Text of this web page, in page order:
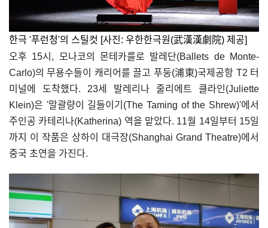
한극 '푸런청'의 스틸컷 [사진: 우한한극원(武漢漢劇院) 제공]
오후 15시, 모나코의 몬테카를로 발레단(Ballets de Monte-
Carlo)의 무용수들이 캐리어를 끌고 푸둥(浦東)국제공항 T2 터
미널에 도착했다. 23세 발레리나 줄리에트 클라인(Juliette
Klein)은 '말괄량이 길들이기(The Taming of the Shrew)'에서
주인공 카테리나(Katherina) 역을 맡았다. 11월 14일부터 15일
까지 이 작품은 상하이 대극장(Shanghai Grand Theatre)에서
중국 초연을 가진다.